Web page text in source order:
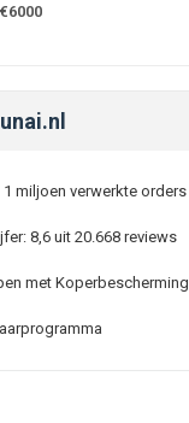
€6000
1 miljoen verwerkte orders
8,6 uit 20.668 reviews
met Koperbescherming